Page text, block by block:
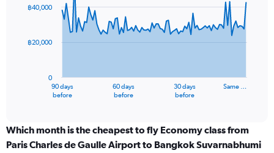
91
data
The
categories.
Range:
90 days
before
60 days
before
30 days
before
Same …
0
฿20,000
฿40,000
Which month is the cheapest to fly Economy class from
Paris Charles de Gaulle Airport to Bangkok Suvarnabhumi